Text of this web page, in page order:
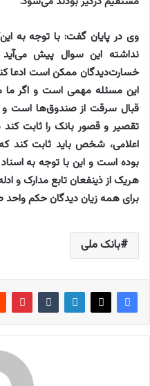
وی در پایان گفت: با توجه به
نداشته این سوال پیش می‌آید
خسارت‌دیدگان ممکن است
این مسئله مهمی است و اگر ما
قبال سرقت از صندوق‌ها است
تقصیر و قصور بانک را ثابت
اعلامی، شخص باید ثابت کند
بوده است و این با توجه به
هریک از ذینفعان تابع مدارک و
برای همه زیان دیدگان حکم واحد
بانک ملی